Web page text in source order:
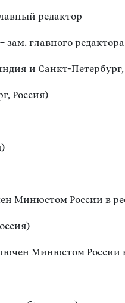
редактор
главного редактора
и Санкт-Петербург,
Россия)
Минюстом России в
Минюстом России